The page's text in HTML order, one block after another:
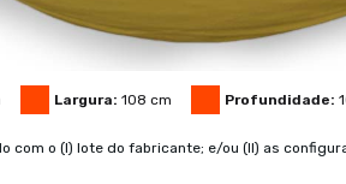
Largura: 108 cm Profundidade:
com o (I) lote do fabricante; e/ou (II) as